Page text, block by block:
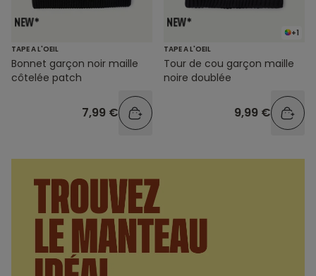
TAPE A L'OEIL
Bonnet garçon noir maille
côtelée patch
7,99 €
+1
TAPE A L'OEIL
Tour de cou garçon maille
noire doublée
9,99 €